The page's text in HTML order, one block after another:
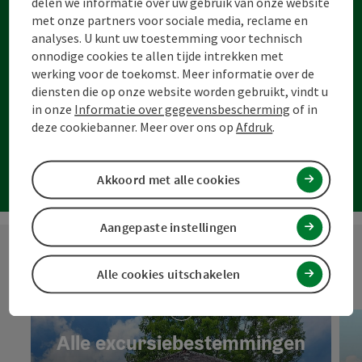
Tips voor uitstapjes in het
Mühlviertel
Alle excursiebestemmingen
met onze partners voor sociale media, reclame en
analyses. U kunt uw toestemming voor technisch
onnodige cookies te allen tijde intrekken met
werking voor de toekomst. Meer informatie over de
diensten die op onze website worden gebruikt, vindt u
in onze Informatie over gegevensbescherming of in
deze cookiebanner. Meer over ons opAfdruk.
Alle cookies uitschakelen
Aangepaste instellingen
Akkoord met alle cookies